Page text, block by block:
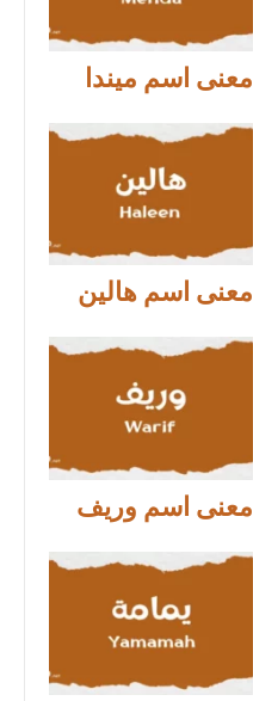
معنى اسم ميندا
معنى اسم هالين
معنى اسم وريف